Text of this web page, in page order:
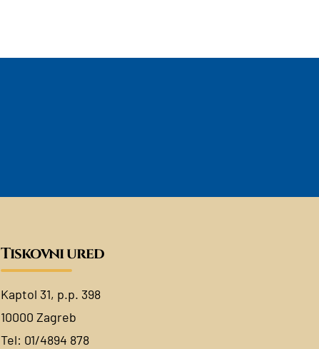
Tiskovni ured
Kaptol 31, p.p. 398
10000 Zagreb
Tel: 01/4894 878